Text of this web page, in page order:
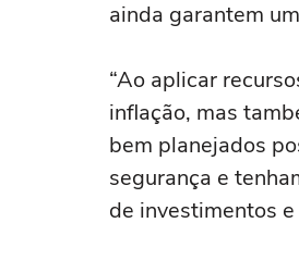
ainda garantem
“Ao aplicar
inflação, mas
bem planejados
segurança e
de investimentos